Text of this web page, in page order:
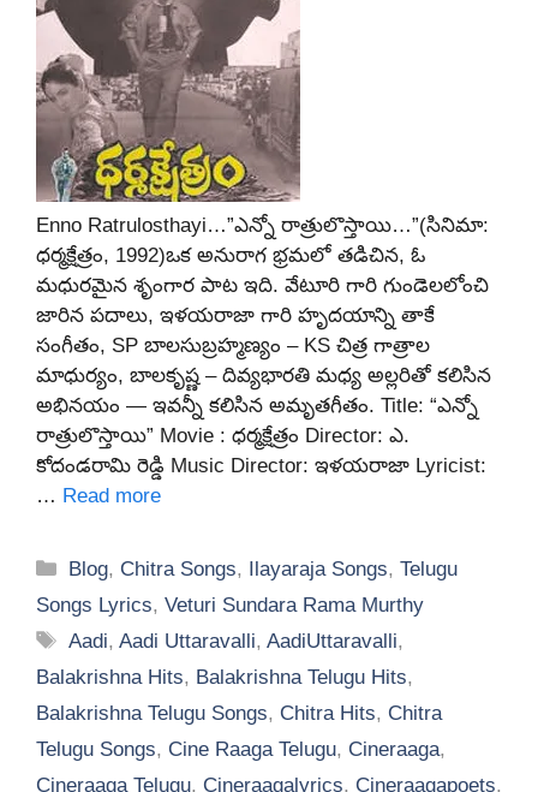
Enno Ratrulosthayi…”ఎన్నో రాత్రులొస్తాయి…”(సినిమా:
ధర్మక్షేత్రం, 1992)ఒక అనురాగ భ్రమలో తడిచిన, ఓ
మధురమైన శృంగార పాట ఇది. వేటూరి గారి గుండెలలోంచి
జారిన పదాలు, ఇళయరాజా గారి హృదయాన్ని తాకే
సంగీతం, SP బాలసుబ్రహ్మణ్యం – KS చిత్ర గాత్రాల
మాధుర్యం, బాలకృష్ణ – దివ్యభారతి మధ్య అల్లరితో కలిసిన
అభినయం — ఇవన్నీ కలిసిన అమృతగీతం. Title: “ఎన్నో
రాత్రులొస్తాయి” Movie : ధర్మక్షేత్రం Director: ఎ.
కోదండరామి రెడ్డి Music Director: ఇళయరాజా Lyricist:
… Read more
Categories
Blog, Chitra Songs, Ilayaraja Songs,Telugu
Songs Lyrics, Veturi Sundara Rama Murthy
Tags
Aadi,Aadi Uttaravalli,AadiUttaravalli,
Balakrishna Hits, Balakrishna Telugu Hits,
Balakrishna Telugu Songs, Chitra Hits, Chitra
Telugu Songs, Cine Raaga Telugu, Cineraaga,
Cineraaga Telugu, Cineraagalyrics, Cineraagapoets,